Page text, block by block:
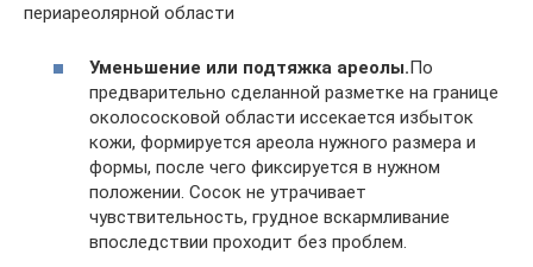
периареолярной области
Уменьшение или подтяжка ареолы.По
предварительно сделанной разметке на границе
околососковой области иссекается избыток
кожи, формируется ареола нужного размера и
формы, после чего фиксируется в нужном
положении. Сосок не утрачивает
чувствительность, грудное вскармливание
впоследствии проходит без проблем.